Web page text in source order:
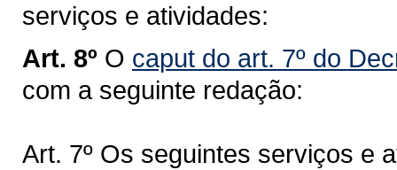
serviços e atividades:
Art. 8º O caput do art. 7º do
com a seguinte redação:
Art. 7º Os seguintes serviços e